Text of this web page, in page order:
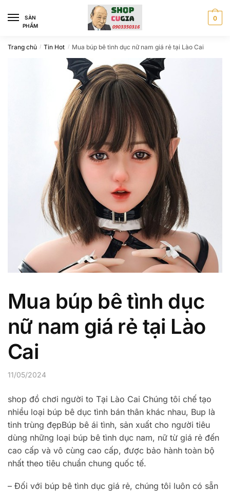
navigation
content
SÀN
PHẨM
0
Trang chủ / Tin Hot / Mua búp bê tình dục nữ nam giá rẻ tại Lào Cai
Mua búp bê tình dục
nữ nam giá rẻ tại Lào
Cai
11/05/2024
shop đồ chơi người to Tại Lào Cai Chúng tôi chế tạo
nhiều loại búp bê dục tình bán thân khác nhau, Bup là
tinh trùng đẹpBúp bê ái tình, sản xuất cho người tiêu
dùng những loại búp bê tình dục nam, nữ từ giá rẻ đến
cao cấp và vô cùng cao cấp, được bảo hành toàn bộ
nhất theo tiêu chuẩn chung quốc tế.
– Đối với búp bê tình dục giá rẻ, chúng tôi luôn có sẵn